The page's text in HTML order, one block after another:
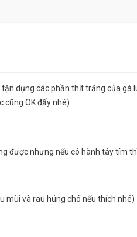
dụng các phần thịt trắng của gà
cũng OK đấy nhé)
được nhưng nếu có hành tây tím
mùi và rau húng chó nếu thích nhé)